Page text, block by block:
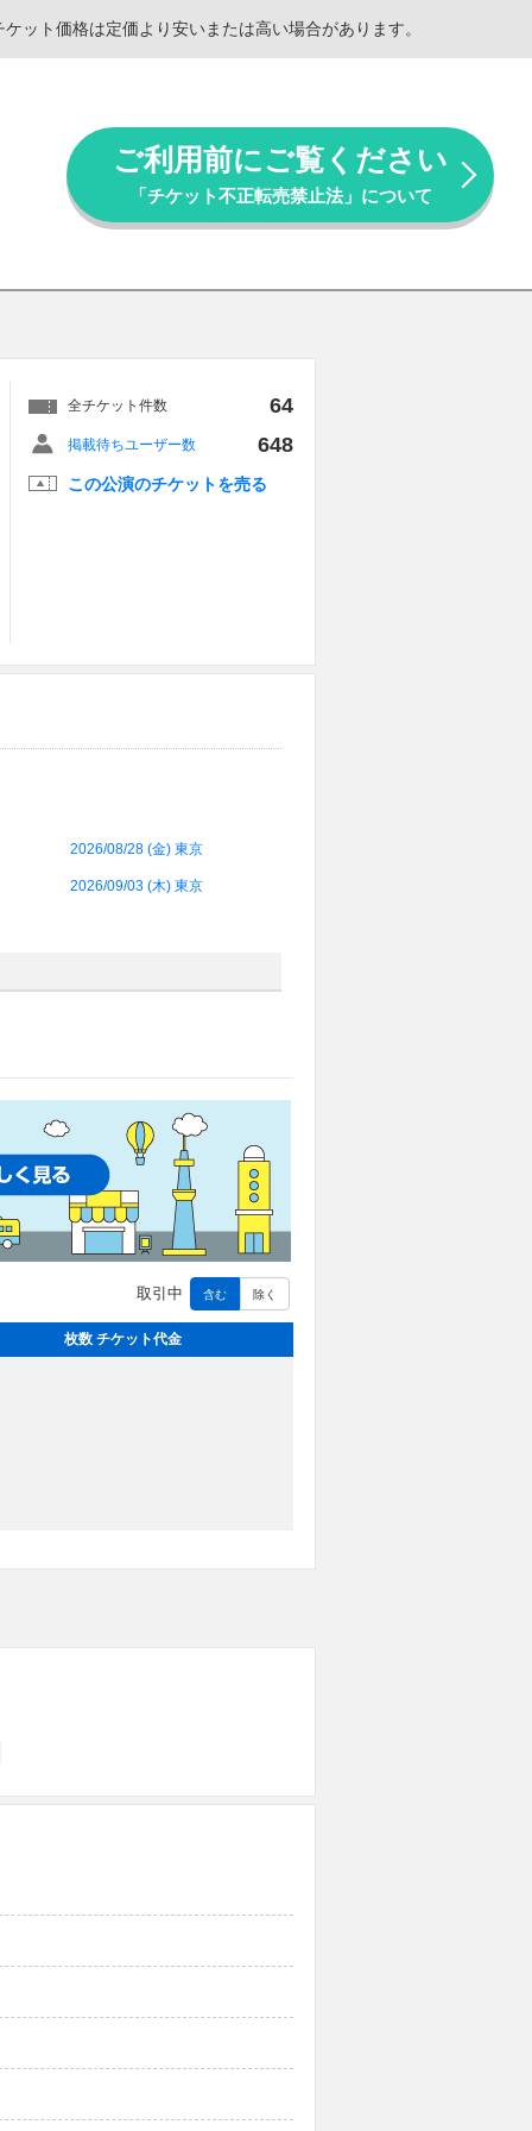
ット価格は定価より安いまたは高い場合があります。
ご利用前にご覧ください
「チケット不正転売禁止法」について
全チケット件数 64
掲載待ちユーザー数 648
この公演のチケットを売る
2026/08/28 (金) 東京
2026/09/03 (木) 東京
取引中 含む 除く
枚数 チケット代金